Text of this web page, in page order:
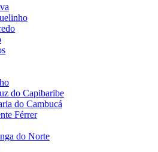
do Capibaribe
do Cambucá
Férrer
do Norte